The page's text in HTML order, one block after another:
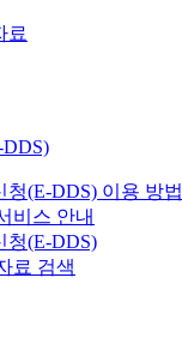
료
청(E-DDS) 이용 방법
비스 안내
청(E-DDS)
료 검색